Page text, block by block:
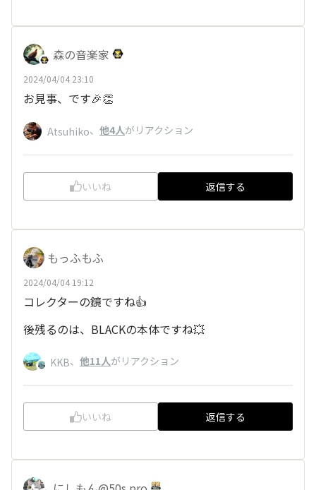
森の音楽家
2024/04/04 23:10
お見事、です🎉👏
Atsuhiko、 他4人がリアクション
いいね 返信する
もっふもふ
2024/04/04 19:12
コレクターの鏡ですね👍
後残るのは、BLACKの本体ですね💥
KKB、 他11人がリアクション
いいね 返信する